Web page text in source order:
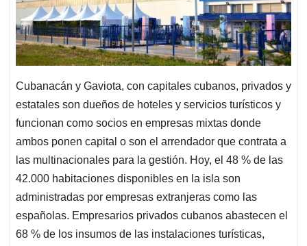
Cubanacán y Gaviota, con capitales cubanos, privados y
estatales son dueños de hoteles y servicios turísticos y
funcionan como socios en empresas mixtas donde
ambos ponen capital o son el arrendador que contrata a
las multinacionales para la gestión. Hoy, el 48 % de las
42.000 habitaciones disponibles en la isla son
administradas por empresas extranjeras como las
españolas. Empresarios privados cubanos abastecen el
68 % de los insumos de las instalaciones turísticas,